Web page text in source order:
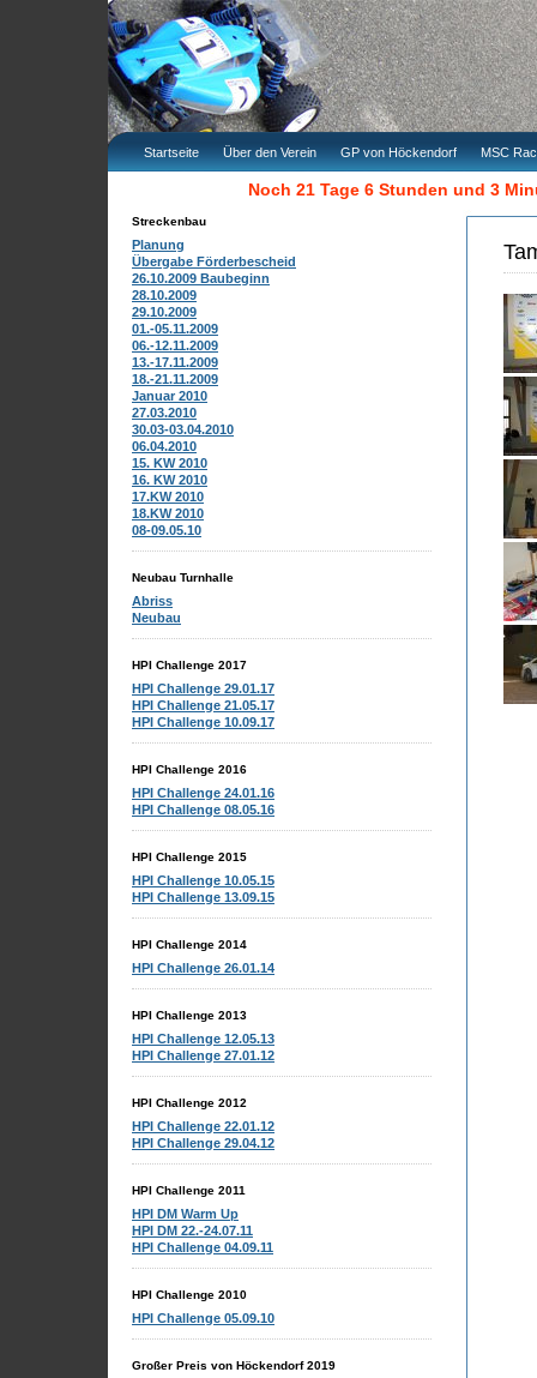
Noch 21 Tage 6 Stunden und 3
Startseite Über den Verein GP von Höckendorf MSC
Streckenbau
Planung
Übergabe Förderbescheid
26.10.2009 Baubeginn
28.10.2009
29.10.2009
01.-05.11.2009
06.-12.11.2009
13.-17.11.2009
18.-21.11.2009
Januar 2010
27.03.2010
30.03-03.04.2010
06.04.2010
15. KW 2010
16. KW 2010
17.KW 2010
18.KW 2010
08-09.05.10
Neubau Turnhalle
Abriss
Neubau
HPI Challenge 2017
HPI Challenge 29.01.17
HPI Challenge 21.05.17
HPI Challenge 10.09.17
HPI Challenge 2016
HPI Challenge 24.01.16
HPI Challenge 08.05.16
HPI Challenge 2015
HPI Challenge 10.05.15
HPI Challenge 13.09.15
HPI Challenge 2014
HPI Challenge 26.01.14
HPI Challenge 2013
HPI Challenge 12.05.13
HPI Challenge 27.01.12
HPI Challenge 2012
HPI Challenge 22.01.12
HPI Challenge 29.04.12
HPI Challenge 2011
HPI DM Warm Up
HPI DM 22.-24.07.11
HPI Challenge 04.09.11
HPI Challenge 2010
HPI Challenge 05.09.10
Großer Preis von Höckendorf 2019